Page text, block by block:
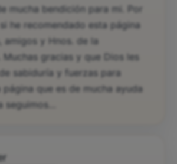
mucha bendición para mi. Por
he recomendado esta página
amigos y Hnos. de la
Muchas gracias y que Dios les
sabiduría y fuerzas para
página que es de mucha ayuda
seguimos…